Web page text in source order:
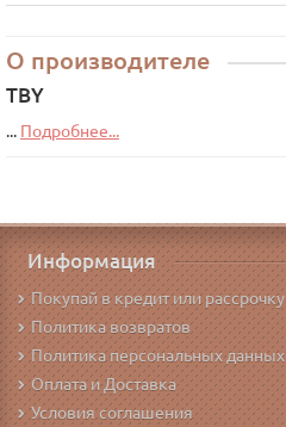
О производителе
TBY
... Подробнее...
Информация
Покупай в кредит или рассрочку
Политика возвратов
Политика персональных данных
Оплата и Доставка
Условия соглашения